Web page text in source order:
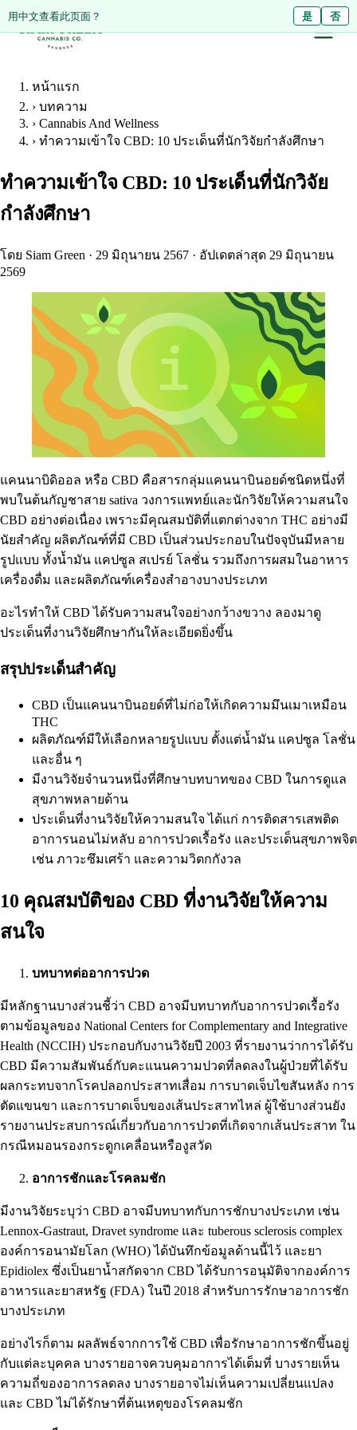
Diese Seite auf Deutsch ansehen? Nein
用中文查看此页面？ 是 否
หน้าแรก
› บทความ
› Cannabis And Wellness
› ทำความเข้าใจ CBD: 10 ประเด็นที่นักวิจัยกำลังศึกษา
ทำความเข้าใจ CBD: 10 ประเด็นที่นักวิจัย
กำลังศึกษา
โดย Siam Green · 29 มิถุนายน 2567 · อัปเดตล่าสุด 29 มิถุนายน
2569
แคนนาบิดิออล หรือ CBD คือสารกลุ่มแคนนาบินอยด์ชนิดหนึ่งที่
พบในต้นกัญชาสาย sativa วงการแพทย์และนักวิจัยให้ความสนใจ
CBD อย่างต่อเนื่อง เพราะมีคุณสมบัติที่แตกต่างจาก THC อย่างมี
นัยสำคัญ ผลิตภัณฑ์ที่มี CBD เป็นส่วนประกอบในปัจจุบันมีหลาย
รูปแบบ ทั้งน้ำมัน แคปซูล สเปรย์ โลชั่น รวมถึงการผสมในอาหาร
เครื่องดื่ม และผลิตภัณฑ์เครื่องสำอางบางประเภท
อะไรทำให้ CBD ได้รับความสนใจอย่างกว้างขวาง ลองมาดู
ประเด็นที่งานวิจัยศึกษากันให้ละเอียดยิ่งขึ้น
สรุปประเด็นสำคัญ
CBD เป็นแคนนาบินอยด์ที่ไม่ก่อให้เกิดความมึนเมาเหมือน
THC
ผลิตภัณฑ์มีให้เลือกหลายรูปแบบ ตั้งแต่น้ำมัน แคปซูล โลชั่น
และอื่น ๆ
มีงานวิจัยจำนวนหนึ่งที่ศึกษาบทบาทของ CBD ในการดูแล
สุขภาพหลายด้าน
ประเด็นที่งานวิจัยให้ความสนใจ ได้แก่ การติดสารเสพติด
อาการนอนไม่หลับ อาการปวดเรื้อรัง และประเด็นสุขภาพจิต
เช่น ภาวะซึมเศร้า และความวิตกกังวล
10 คุณสมบัติของ CBD ที่งานวิจัยให้ความ
สนใจ
บทบาทต่ออาการปวด
มีหลักฐานบางส่วนชี้ว่า CBD อาจมีบทบาทกับอาการปวดเรื้อรัง
ตามข้อมูลของ National Centers for Complementary and Integrative
Health (NCCIH) ประกอบกับงานวิจัยปี 2003 ที่รายงานว่าการได้รับ
CBD มีความสัมพันธ์กับคะแนนความปวดที่ลดลงในผู้ป่วยที่ได้รับ
ผลกระทบจากโรคปลอกประสาทเสื่อม การบาดเจ็บไขสันหลัง การ
ตัดแขนขา และการบาดเจ็บของเส้นประสาทไหล่ ผู้ใช้บางส่วนยัง
รายงานประสบการณ์เกี่ยวกับอาการปวดที่เกิดจากเส้นประสาท ใน
กรณีหมอนรองกระดูกเคลื่อนหรืองูสวัด
อาการชักและโรคลมชัก
มีงานวิจัยระบุว่า CBD อาจมีบทบาทกับการชักบางประเภท เช่น
Lennox-Gastraut, Dravet syndrome และ tuberous sclerosis complex
องค์การอนามัยโลก (WHO) ได้บันทึกข้อมูลด้านนี้ไว้ และยา
Epidiolex ซึ่งเป็นยาน้ำสกัดจาก CBD ได้รับการอนุมัติจากองค์การ
อาหารและยาสหรัฐ (FDA) ในปี 2018 สำหรับการรักษาอาการชัก
บางประเภท
อย่างไรก็ตาม ผลลัพธ์จากการใช้ CBD เพื่อรักษาอาการชักขึ้นอยู่
กับแต่ละบุคคล บางรายอาจควบคุมอาการได้เต็มที่ บางรายเห็น
ความถี่ของอาการลดลง บางรายอาจไม่เห็นความเปลี่ยนแปลง
และ CBD ไม่ได้รักษาที่ต้นเหตุของโรคลมชัก